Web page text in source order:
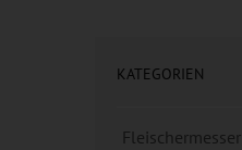
KATEGORIEN
Fleischermesser